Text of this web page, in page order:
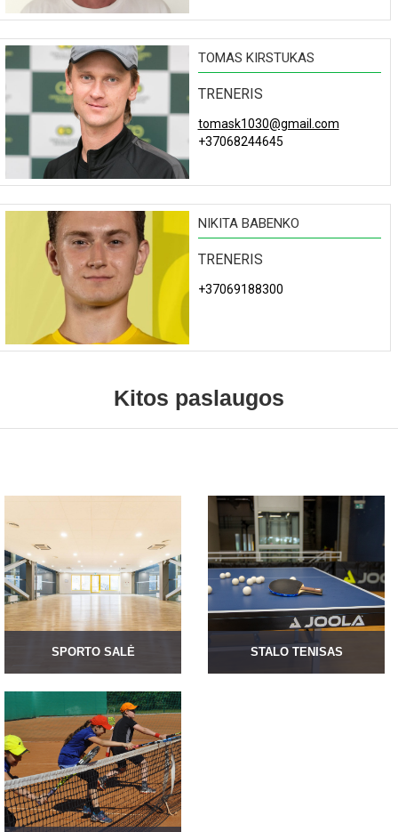
TOMAS KIRSTUKAS
TRENERIS
tomask1030@gmail.com
+37068244645
NIKITA BABENKO
TRENERIS
+37069188300
Kitos paslaugos
SPORTO SALĖ STALO TENISAS